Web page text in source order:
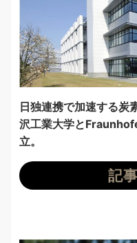
日独連携で加速する炭
沢工業大学と
立。
記